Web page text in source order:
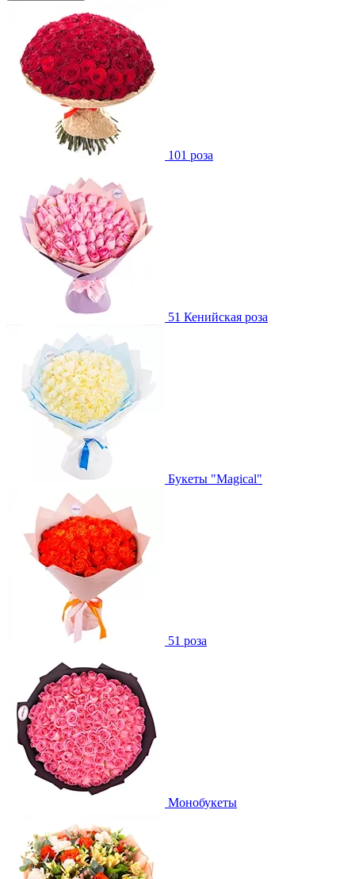
101 роза
51 Кенийская роза
Букеты "Magical"
51 роза
Монобукеты